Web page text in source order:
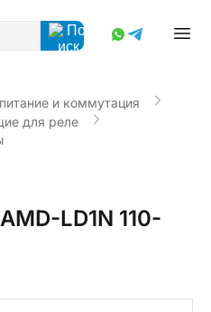
и коммутация
для реле
LD1N 110-